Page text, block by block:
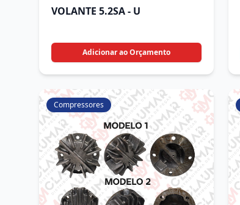
VOLANTE 5.2SA - U
Adicionar ao Orçamento
Compressores